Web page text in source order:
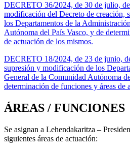
DECRETO 36/2024, de 30 de julio,
modificación del Decreto de creación,
los Departamentos de la
Autónoma del País Vasco, y de
de actuación de los mismos.
DECRETO 18/2024, de 23 de junio,
supresión y modificación de los
General de la Comunidad Autónoma
determinación de funciones y áreas de
ÁREAS / FUNCIONES
Se asignan a Lehendakaritza –
siguientes áreas de actuación: